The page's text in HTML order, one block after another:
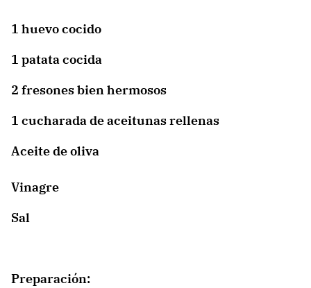
1 huevo cocido
1 patata cocida
2 fresones bien hermosos
1 cucharada de aceitunas rellenas
Aceite de oliva
Vinagre
Sal
Preparación: